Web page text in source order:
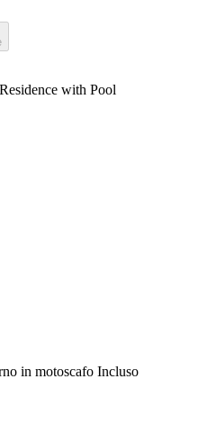
with Pool
in motoscafo Incluso